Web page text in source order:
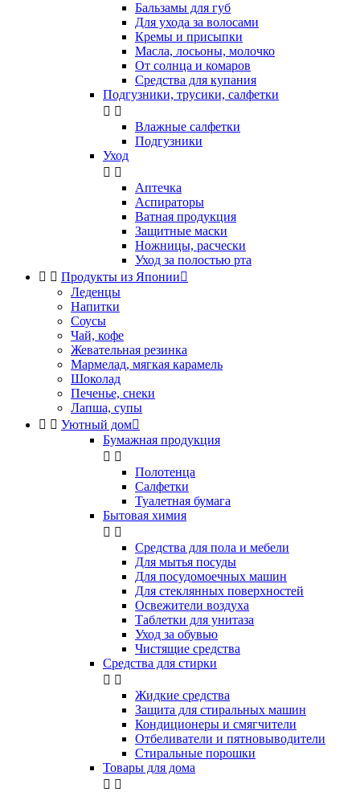
Бальзамы для губ
Для ухода за волосами
Кремы и присыпки
Масла, лосьоны, молочко
От солнца и комаров
Средства для купания
Подгузники, трусики, салфетки
 
Влажные салфетки
Подгузники
Уход
 
Аптечка
Аспираторы
Ватная продукция
Защитные маски
Ножницы, расчески
Уход за полостью рта
  Продукты из Японии
Леденцы
Напитки
Соусы
Чай, кофе
Жевательная резинка
Мармелад, мягкая карамель
Шоколад
Печенье, снеки
Лапша, супы
  Уютный дом
Бумажная продукция
 
Полотенца
Салфетки
Туалетная бумага
Бытовая химия
 
Cредства для пола и мебели
Для мытья посуды
Для посудомоечных машин
Для стеклянных поверхностей
Освежители воздуха
Таблетки для унитаза
Уход за обувью
Чистящие средства
Средства для стирки
 
Жидкие средства
Защита для стиральных машин
Кондиционеры и смягчители
Отбеливатели и пятновыводители
Стиральные порошки
Товары для дома
 